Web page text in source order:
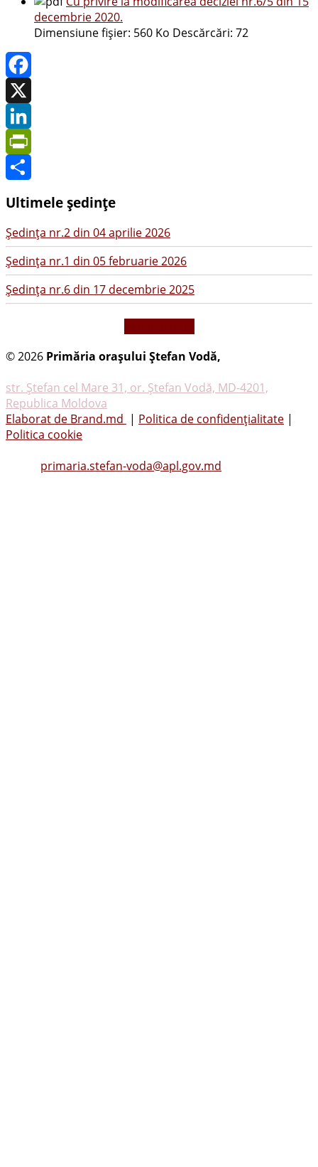
decembrie 2020.
Dimensiune fișier: 560 Ko Descărcări: 72
Facebook
X
LinkedIn
PrintFriendly
Ultimele ședințe
Şedinţa nr.2 din 04 aprilie 2026
Şedinţa nr.1 din 05 februarie 2026
Şedinţa nr.6 din 17 decembrie 2025
© 2026 Primăria oraşului Ştefan Vodă,
str. Ştefan cel Mare 31, or. Ştefan Vodă, MD-4201,
Republica Moldova
Elaborat de Brand.md | Politica de confidențialitate |
Politica cookie
primaria.stefan-voda@apl.gov.md